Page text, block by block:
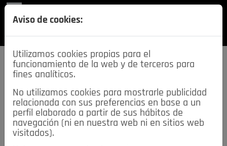
SECCIONES
descarga esta
REVISTA
Aviso de cookies:
Utilizamos cookies propias para el
funcionamiento de la web y de terceros para
fines analíticos.
No utilizamos cookies para mostrarle publicidad
relacionada con sus preferencias en base a un
perfil elaborado a partir de sus hábitos de
navegación (ni en nuestra web ni en sitios web
visitados).